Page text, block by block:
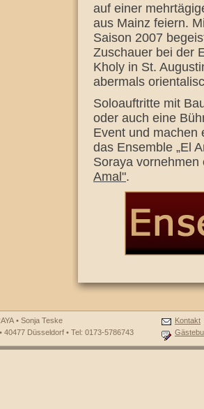
auf einer
aus Mainz feiern.
Saison 2007
Zuschauer bei der
Kholy in St.
abermals
Soloauftritte mit
oder auch eine
Event und machen
das Ensemble „El
Soraya
Amal".
• Sonja Teske
40477 Düsseldorf • Tel: 0173-5786743
Kontakt